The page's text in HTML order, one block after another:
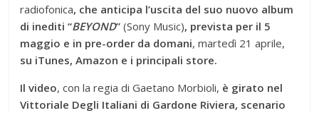
radiofonica, che anticipa l’uscita del suo nuovo album
di inediti “BEYOND”(Sony Music), prevista per il 5
maggio e in pre-order da domani, martedì 21 aprile,
su iTunes, Amazon e i principali store.
Il video, con la regia di Gaetano Morbioli, è girato nel
Vittoriale Degli Italiani di Gardone Riviera, scenario